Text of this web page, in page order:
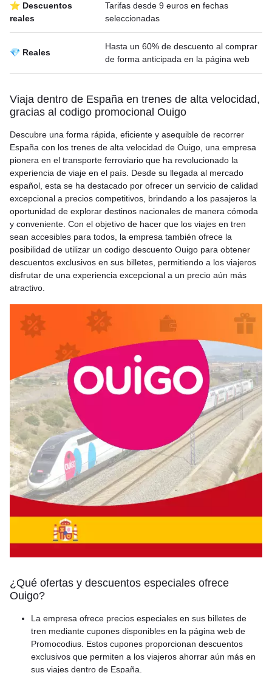
⭐ Descuentos
reales
Tarifas desde 9 euros en fechas
seleccionadas
💎 Reales
Hasta un 60% de descuento al comprar
de forma anticipada en la página web
Viaja dentro de España en trenes de alta velocidad,
gracias al codigo promocional Ouigo
Descubre una forma rápida, eficiente y asequible de recorrer
España con los trenes de alta velocidad de Ouigo, una empresa
pionera en el transporte ferroviario que ha revolucionado la
experiencia de viaje en el país. Desde su llegada al mercado
español, esta se ha destacado por ofrecer un servicio de calidad
excepcional a precios competitivos, brindando a los pasajeros la
oportunidad de explorar destinos nacionales de manera cómoda
y conveniente. Con el objetivo de hacer que los viajes en tren
sean accesibles para todos, la empresa también ofrece la
posibilidad de utilizar un codigo descuento Ouigo para obtener
descuentos exclusivos en sus billetes, permitiendo a los viajeros
disfrutar de una experiencia excepcional a un precio aún más
atractivo.
¿Qué ofertas y descuentos especiales ofrece
Ouigo?
La empresa ofrece precios especiales en sus billetes de
tren mediante cupones disponibles en la página web de
Promocodius. Estos cupones proporcionan descuentos
exclusivos que permiten a los viajeros ahorrar aún más en
sus viajes dentro de España.